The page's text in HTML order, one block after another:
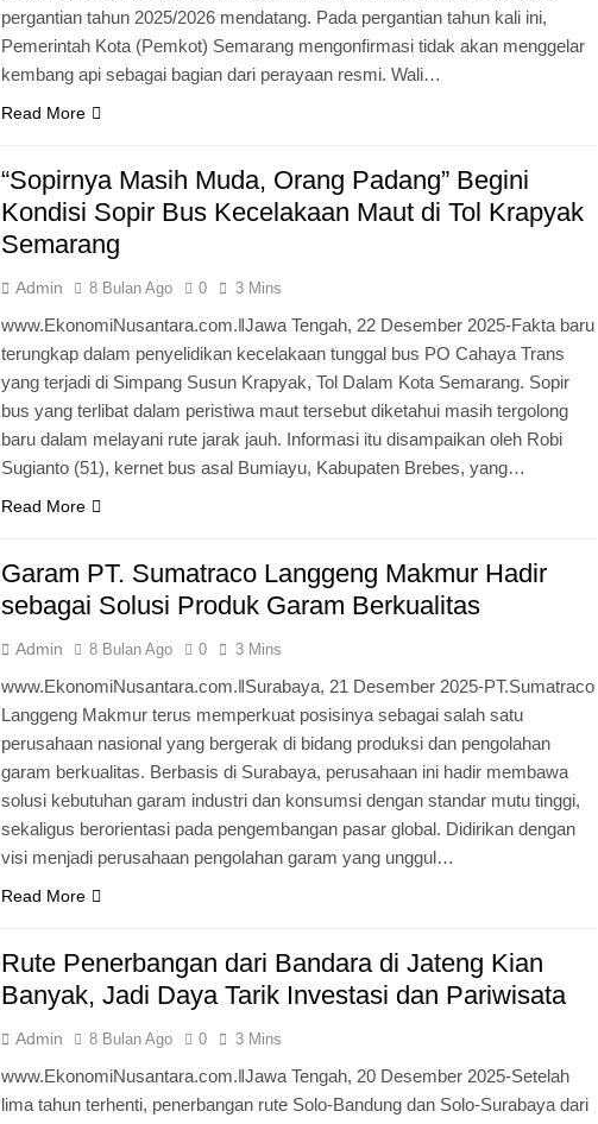
pergantian tahun 2025/2026 mendatang. Pada pergantian tahun kali ini,
Pemerintah Kota (Pemkot) Semarang mengonfirmasi tidak akan menggelar
kembang api sebagai bagian dari perayaan resmi. Wali…
Read More
“Sopirnya Masih Muda, Orang Padang” Begini
Kondisi Sopir Bus Kecelakaan Maut di Tol Krapyak
Semarang
Admin 8 Bulan Ago 0 3 Mins
www.EkonomiNusantara.com.ǁJawa Tengah, 22 Desember 2025-Fakta baru
terungkap dalam penyelidikan kecelakaan tunggal bus PO Cahaya Trans
yang terjadi di Simpang Susun Krapyak, Tol Dalam Kota Semarang. Sopir
bus yang terlibat dalam peristiwa maut tersebut diketahui masih tergolong
baru dalam melayani rute jarak jauh. Informasi itu disampaikan oleh Robi
Sugianto (51), kernet bus asal Bumiayu, Kabupaten Brebes, yang…
Read More
Garam PT. Sumatraco Langgeng Makmur Hadir
sebagai Solusi Produk Garam Berkualitas
Admin 8 Bulan Ago 0 3 Mins
www.EkonomiNusantara.com.ǁSurabaya, 21 Desember 2025-PT.Sumatraco
Langgeng Makmur terus memperkuat posisinya sebagai salah satu
perusahaan nasional yang bergerak di bidang produksi dan pengolahan
garam berkualitas. Berbasis di Surabaya, perusahaan ini hadir membawa
solusi kebutuhan garam industri dan konsumsi dengan standar mutu tinggi,
sekaligus berorientasi pada pengembangan pasar global. Didirikan dengan
visi menjadi perusahaan pengolahan garam yang unggul…
Read More
Rute Penerbangan dari Bandara di Jateng Kian
Banyak, Jadi Daya Tarik Investasi dan Pariwisata
Admin 8 Bulan Ago 0 3 Mins
www.EkonomiNusantara.com.ǁJawa Tengah, 20 Desember 2025-Setelah
lima tahun terhenti, penerbangan rute Solo-Bandung dan Solo-Surabaya dari